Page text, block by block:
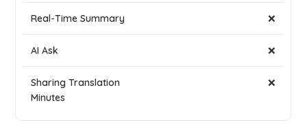
❌
❌
❌